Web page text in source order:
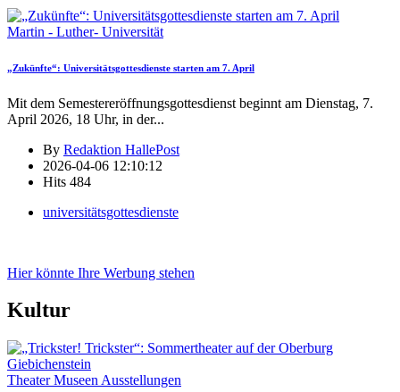
Martin - Luther- Universität
„Zukünfte“: Universitätsgottesdienste starten am 7. April
Mit dem Semestereröffnungsgottesdienst beginnt am Dienstag, 7.
April 2026, 18 Uhr, in der...
By Redaktion HallePost
2026-04-06 12:10:12
Hits 484
universitätsgottesdienste
Hier könnte Ihre Werbung stehen
Kultur
Theater Museen Ausstellungen